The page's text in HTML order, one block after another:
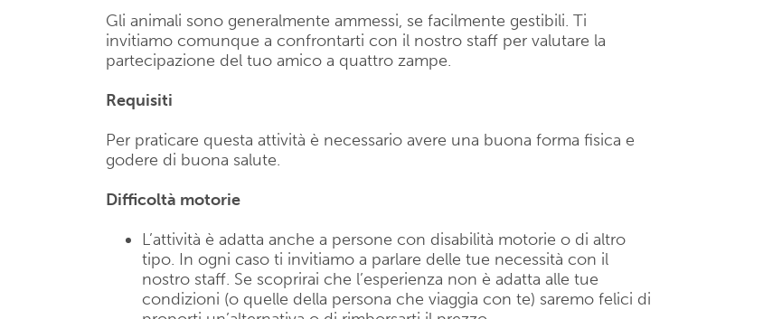
Gli animali sono generalmente ammessi, se facilmente gestibili. Ti
invitiamo comunque a confrontarti con il nostro staff per valutare la
partecipazione del tuo amico a quattro zampe.
Requisiti
Per praticare questa attività è necessario avere una buona forma fisica e
godere di buona salute.
Difficoltà motorie
L’attività è adatta anche a persone con disabilità motorie o di altro
tipo. In ogni caso ti invitiamo a parlare delle tue necessità con il
nostro staff. Se scoprirai che l’esperienza non è adatta alle tue
condizioni (o quelle della persona che viaggia con te) saremo felici di